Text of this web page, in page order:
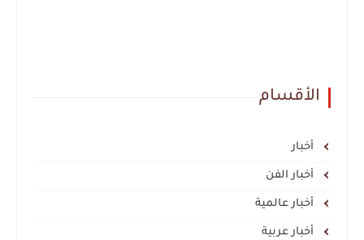
الأقسام
أخبار
أخبار الفن
أخبار عالمية
أخبار عربية